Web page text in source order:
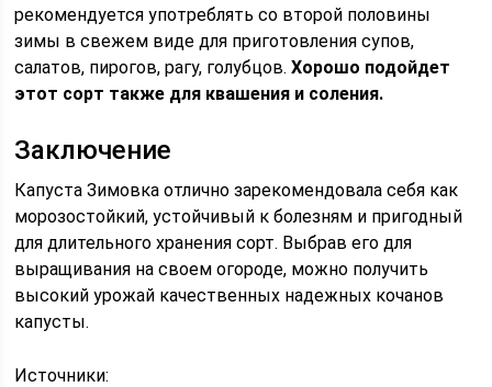
рекомендуется употреблять со второй половины
зимы в свежем виде для приготовления супов,
салатов, пирогов, рагу, голубцов.Хорошо подойдет
этот сорт также для квашения и соления.
Заключение
Капуста Зимовка отлично зарекомендовала себя как
морозостойкий, устойчивый к болезням и пригодный
для длительного хранения сорт. Выбрав его для
выращивания на своем огороде, можно получить
высокий урожай качественных надежных кочанов
капусты.
Источники: